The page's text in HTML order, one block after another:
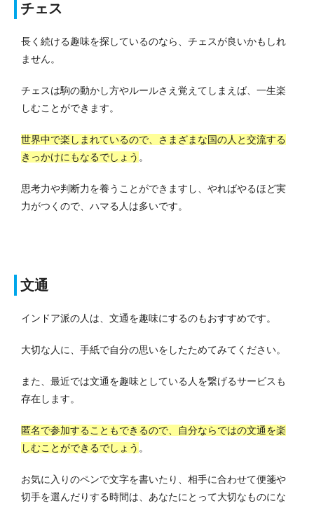
チェス
長く続ける趣味を探しているのなら、チェスが良いかもしれ
ません。
チェスは駒の動かし方やルールさえ覚えてしまえば、一生楽
しむことができます。
世界中で楽しまれているので、さまざまな国の人と交流する
きっかけにもなるでしょう 。
思考力や判断力を養うことができますし、やればやるほど実
力がつくので、ハマる人は多いです。
文通
インドア派の人は、文通を趣味にするのもおすすめです。
大切な人に、手紙で自分の思いをしたためてみてください。
また、最近では文通を趣味としている人を繋げるサービスも
存在します。
匿名で参加することもできるので、自分ならではの文通を楽
しむことができるでしょう 。
お気に入りのペンで文字を書いたり、相手に合わせて便箋や
切手を選んだりする時間は、あなたにとって大切なものにな